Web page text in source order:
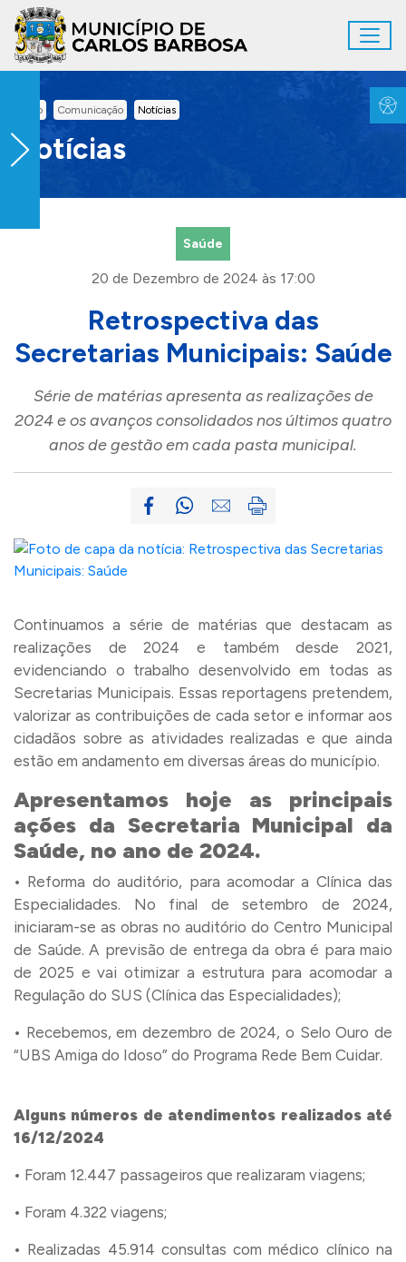
Ir para conteúdo principal
Inicio Comunicação Notícias
Notícias
Saúde
20 de Dezembro de 2024 às 17:00
Retrospectiva das
Secretarias Municipais: Saúde
Série de matérias apresenta as realizações de
2024 e os avanços consolidados nos últimos quatro
anos de gestão em cada pasta municipal.
Continuamos a série de matérias que destacam as
realizações de 2024 e também desde 2021,
evidenciando o trabalho desenvolvido em todas as
Secretarias Municipais. Essas reportagens pretendem,
valorizar as contribuições de cada setor e informar aos
cidadãos sobre as atividades realizadas e que ainda
estão em andamento em diversas áreas do município.
Apresentamos hoje as principais
ações da Secretaria Municipal da
Saúde, no ano de 2024.
• Reforma do auditório, para acomodar a Clínica das
Especialidades. No final de setembro de 2024,
iniciaram-se as obras no auditório do Centro Municipal
de Saúde. A previsão de entrega da obra é para maio
de 2025 e vai otimizar a estrutura para acomodar a
Regulação do SUS (Clínica das Especialidades);
• Recebemos, em dezembro de 2024, o Selo Ouro de
“UBS Amiga do Idoso” do Programa Rede Bem Cuidar.
Alguns números de atendimentos realizados até
16/12/2024
• Foram 12.447 passageiros que realizaram viagens;
• Foram 4.322 viagens;
• Realizadas 45.914 consultas com médico clínico na